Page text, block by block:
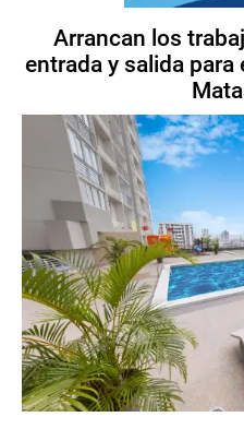
Arrancan los
entrada y salida